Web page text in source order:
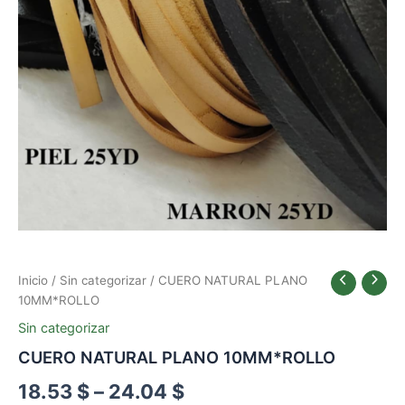
Inicio / Sin categorizar / CUERO NATURAL PLANO
10MM*ROLLO
Sin categorizar
CUERO NATURAL PLANO 10MM*ROLLO
18.53 $– 24.04 $